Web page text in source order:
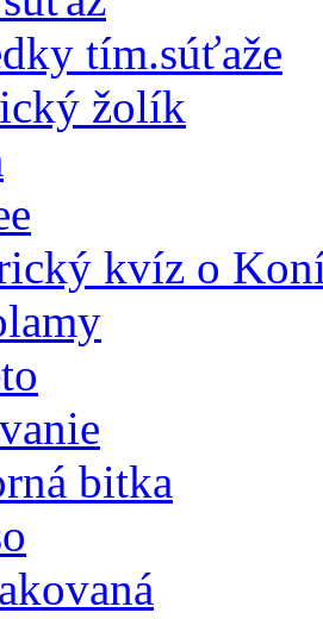
tím.súťaže
žolík
kvíz o
bitka